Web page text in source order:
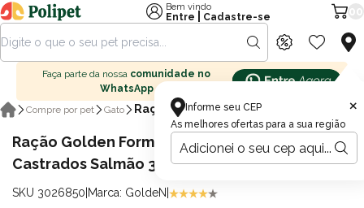
Informe seu CEP
As melhores ofertas para a sua região
×
Bem vindo
Entre
Cadastre-se
Faça parte da nossa comunidade no
WhatsApp
Compre por pet
Gato Ração para gatos
Ração Golden Formula Gatos Adultos
Castrados Salmão 3kg
SKU 3026850 Marca: GoldeN